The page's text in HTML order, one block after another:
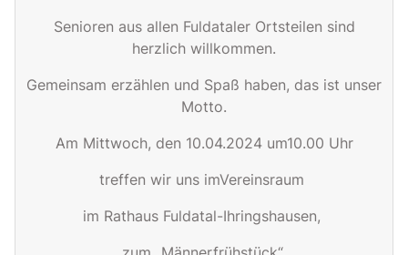
Senioren aus allen Fuldataler Ortsteilen sind
herzlich willkommen.
Gemeinsam erzählen und Spaß haben, das ist unser
Motto.
Am Mittwoch, den 10.04.2024um10.00 Uhr
treffen wir uns imVereinsraum
im Rathaus Fuldatal-Ihringshausen,